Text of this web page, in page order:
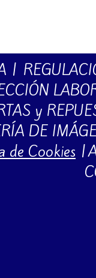
|
y
DE
de Cookies |